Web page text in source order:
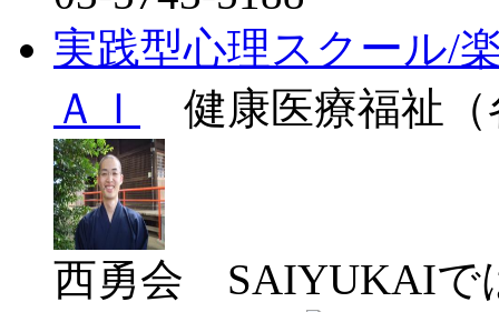
実践型心理スクール/
ＡＩ
健康医療福祉（
西勇会 SAIYUKAIで